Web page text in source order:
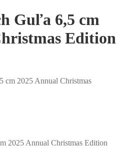
Guľa 6,5 cm
Edition
2025 Annual Christmas
2025 Annual Christmas Edition